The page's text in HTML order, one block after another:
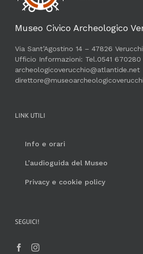
Museo Civico Archeologico
Via Sant’Agostino 14 – 47826
Ufficio Informazioni: Tel.0541 670280
archeologicoverucchio@atlantide.net
LINK UTILI
Info e orari
L’audioguida del Museo
Privacy e cookie policy
SEGUICI!